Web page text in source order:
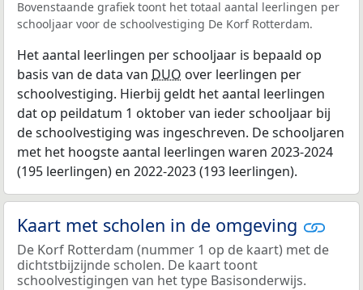
Bovenstaande grafiek toont het totaal aantal leerlingen per
schooljaar voor de schoolvestiging De Korf Rotterdam.
Het aantal leerlingen per schooljaar is bepaald op
basis van de data van DUO over leerlingen per
schoolvestiging. Hierbij geldt het aantal leerlingen
dat op peildatum 1 oktober van ieder schooljaar bij
de schoolvestiging was ingeschreven. De schooljaren
met het hoogste aantal leerlingen waren 2023-2024
(195 leerlingen) en 2022-2023 (193 leerlingen).
Kaart met scholen in de omgeving
De Korf Rotterdam (nummer 1 op de kaart) met de
dichtstbijzijnde scholen. De kaart toont
schoolvestigingen van het type Basisonderwijs.